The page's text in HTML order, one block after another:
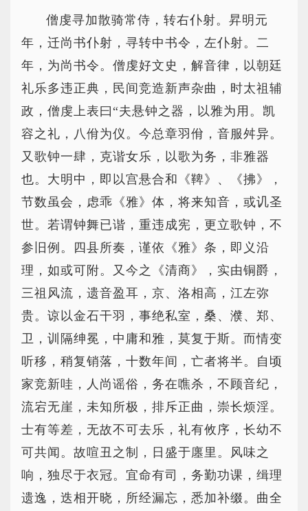
僧虔寻加散骑常侍，转右仆射。昇明元
年，迁尚书仆射，寻转中书令，左仆射。二
年，为尚书令。僧虔好文史，解音律，以朝廷
礼乐多违正典，民间竞造新声杂曲，时太祖辅
政，僧虔上表曰“夫悬钟之器，以雅为用。凯
容之礼，八佾为仪。今总章羽佾，音服舛异。
又歌钟一肆，克谐女乐，以歌为务，非雅器
也。大明中，即以宫悬合和《鞞》、《拂》，
节数虽会，虑乖《雅》体，将来知音，或讥圣
世。若谓钟舞已谐，重违成宪，更立歌钟，不
参旧例。四县所奏，谨依《雅》条，即义沿
理，如或可附。又今之《清商》，实由铜爵，
三祖风流，遗音盈耳，京、洛相高，江左弥
贵。谅以金石干羽，事绝私室，桑、濮、郑、
卫，训隔绅冕，中庸和雅，莫复于斯。而情变
听移，稍复销落，十数年间，亡者将半。自顷
家竞新哇，人尚谣俗，务在噍杀，不顾音纪，
流宕无崖，未知所极，排斥正曲，崇长烦淫。
士有等差，无故不可去乐，礼有攸序，长幼不
可共闻。故喧丑之制，日盛于廛里。风味之
响，独尽于衣冠。宜命有司，务勤功课，缉理
遗逸，迭相开晓，所经漏忘，悉加补缀。曲全